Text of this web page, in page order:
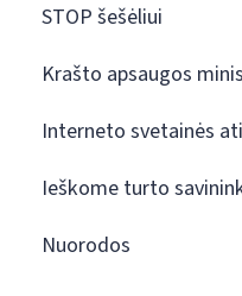
STOP šešėliui
Krašto apsaugos
Interneto svetainės
Ieškome turto
Nuorodos